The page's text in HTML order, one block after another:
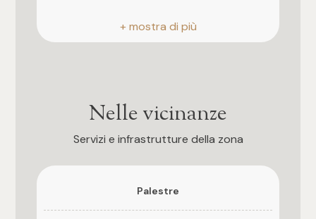
Anno di costruzione
2005
Nelle vicinanze
Servizi e infrastrutture della zona
Palestre